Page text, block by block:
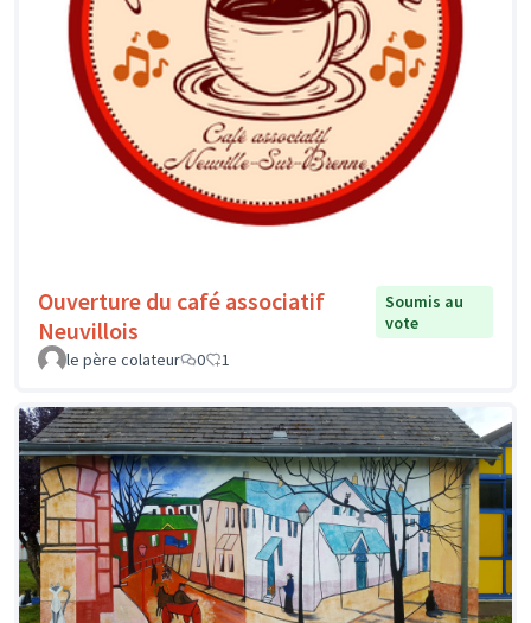
Ouverture du café associatif
Neuvillois
Soumis au
vote
le père colateur
0 1